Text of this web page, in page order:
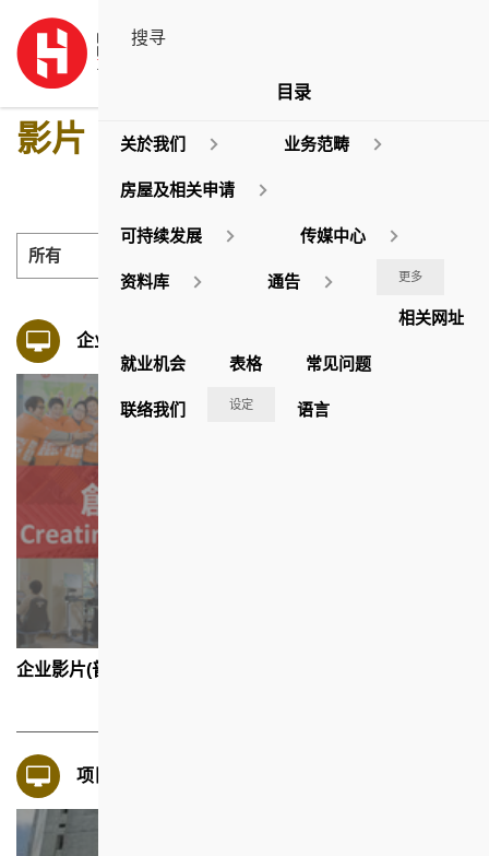
影片
所有
结果
企业影片
企业影片(普通话版)
项目影片
目录
关於我们 业务范畴
房屋及相关申请
可持续发展 传媒中心
资料库 通告 更多
相关网址
就业机会 表格 常见问题
联络我们 设定 语言